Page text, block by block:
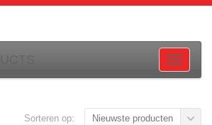
Sorteren op: Nieuwste producten